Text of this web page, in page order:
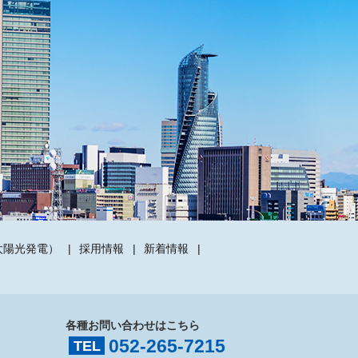
光発電） 採用情報 新着情報
各種お問い合わせはこちら
TEL 052-265-7215